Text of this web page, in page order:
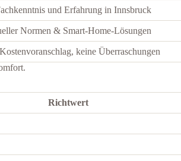
und Erfahrung in Innsbruck
Normen & Smart-Home-Lösungen
keine Überraschungen
Richtwert